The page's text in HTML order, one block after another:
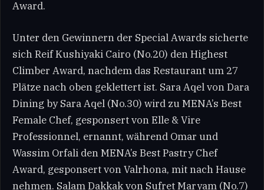
Award.
Unter den Gewinnern der Special Awards sicherte
sich Reif Kushiyaki Cairo (No.20) den Highest
Climber Award, nachdem das Restaurant um 27
Plätze nach oben geklettert ist. Sara Aqel von Dara
Dining by Sara Aqel (No.30) wird zu MENA’s Best
Female Chef, gesponsert von Elle & Vire
Professionnel, ernannt, während Omar und
Wassim Orfali den MENA’s Best Pastry Chef
Award, gesponsert von Valrhona, mit nach Hause
nehmen. Salam Dakkak von Sufret Maryam (No.7)